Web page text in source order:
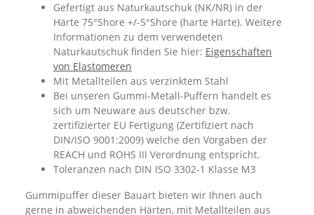
Gefertigt aus Naturkautschuk (NK/NR) in der
Härte 75°Shore +/-5°Shore (harte Härte). Weitere
Informationen zu dem verwendeten
Naturkautschuk finden Sie hier: Eigenschaften
von Elastomeren
Mit Metallteilen aus verzinktem Stahl
Bei unseren Gummi-Metall-Puffern handelt es
sich um Neuware aus deutscher bzw.
zertifizierter EU Fertigung (Zertifiziert nach
DIN/ISO 9001:2009) welche den Vorgaben der
REACH und ROHS III Verordnung entspricht.
Toleranzen nach DIN ISO 3302-1 Klasse M3
Gummipuffer dieser Bauart bieten wir Ihnen auch
gerne in abweichenden Härten, mit Metallteilen aus